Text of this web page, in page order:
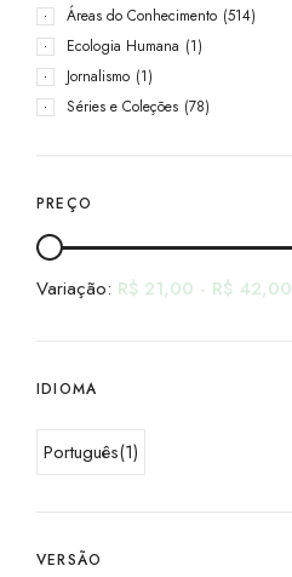
Áreas do Conhecimento (514)
Ecologia Humana (1)
Jornalismo (1)
Séries e Coleções (78)
PREÇO
Variação: R$ 21,00 - R$ 42,00
IDIOMA
Português(1)
VERSÃO